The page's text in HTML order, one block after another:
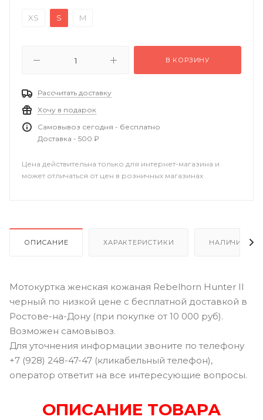
XS S M
В КОРЗИНУ
Рассчитать доставку
Хочу в подарок
Самовывоз сегодня - бесплатно
Доставка - 500 ₽
Цена действительна только для интернет-магазина и
может отличаться от цен в розничных магазинах
ОПИСАНИЕ ХАРАКТЕРИСТИКИ НАЛИЧИЕ В
Мотокуртка женская кожаная Rebelhorn Hunter II
черный по низкой цене с бесплатной доставкой в
Ростове-на-Дону (при покупке от 10 000 руб).
Возможен самовывоз.
Для уточнения информации звоните по телефону
+7 (928) 248-47-47 (кликабельный телефон),
оператор ответит на все интересующие вопросы.
ОПИСАНИЕ ТОВАРА